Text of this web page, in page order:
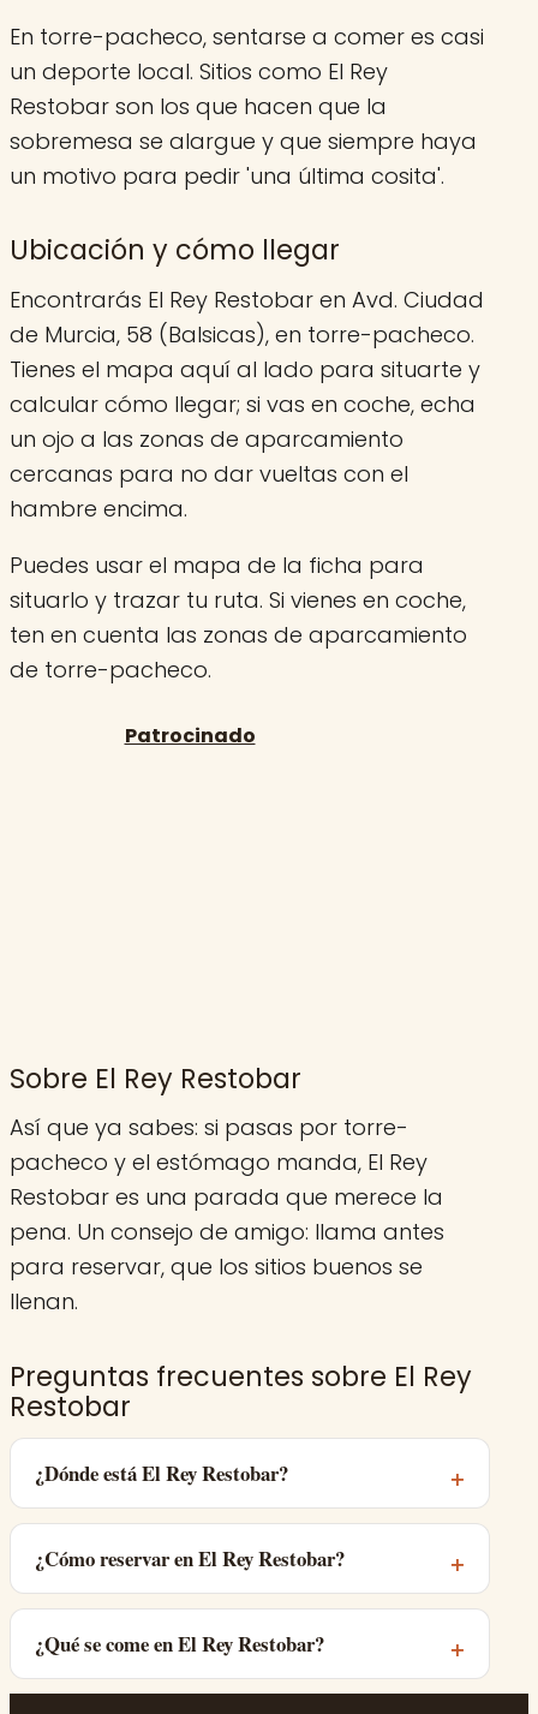
En torre-pacheco, sentarse a comer es casi
un deporte local. Sitios como El Rey
Restobar son los que hacen que la
sobremesa se alargue y que siempre haya
un motivo para pedir 'una última cosita'.
Ubicación y cómo llegar
Encontrarás El Rey Restobar en Avd. Ciudad
de Murcia, 58 (Balsicas), en torre-pacheco.
Tienes el mapa aquí al lado para situarte y
calcular cómo llegar; si vas en coche, echa
un ojo a las zonas de aparcamiento
cercanas para no dar vueltas con el
hambre encima.
Puedes usar el mapa de la ficha para
situarlo y trazar tu ruta. Si vienes en coche,
ten en cuenta las zonas de aparcamiento
de torre-pacheco.
Sobre El Rey Restobar
Así que ya sabes: si pasas por torre-
pacheco y el estómago manda, El Rey
Restobar es una parada que merece la
pena. Un consejo de amigo: llama antes
para reservar, que los sitios buenos se
llenan.
Preguntas frecuentes sobre El Rey
Restobar
¿Dónde está El Rey Restobar?
¿Cómo reservar en El Rey Restobar?
¿Qué se come en El Rey Restobar?